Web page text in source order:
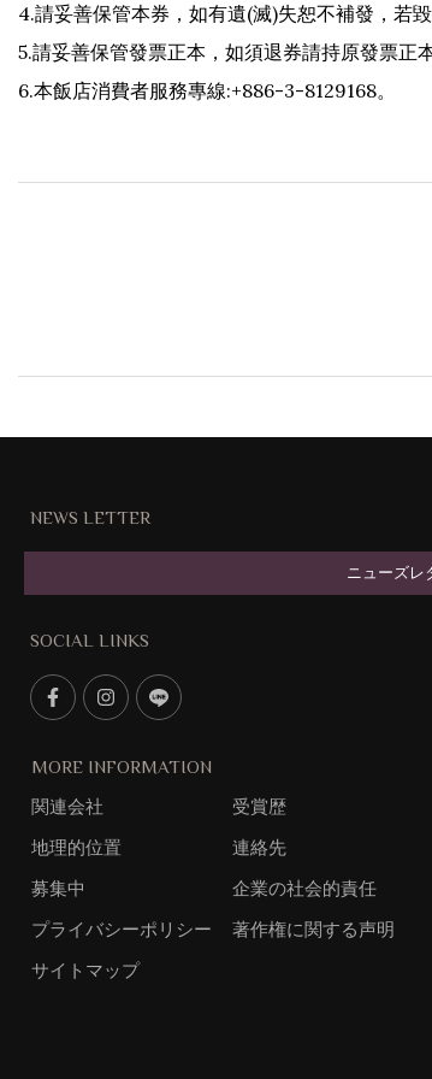
4.請妥善保管本券，如有遺(滅)失恕不補發，若
5.請妥善保管發票正本，如須退券請持原發票正
6.本飯店消費者服務專線:+886-3-8129168。
NEWS LETTER
ニューズレ
SOCIAL LINKS
F
c
b
o
o
k
I
s
r
a
L
n
MORE INFORMATION
関連会社
受賞歴
地理的位置
連絡先
募集中
企業の社会的責任
プライバシーポリシー
著作権に関する声明
サイトマップ